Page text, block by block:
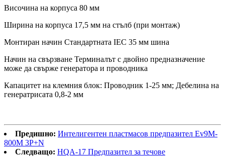
Височина на корпуса 80 мм
Ширина на корпуса 17,5 мм на стълб (при монтаж)
Монтиран начин Стандартната IEC 35 мм шина
Начин на свързване Терминалът с двойно предназначение
може да свърже генератора и проводника
Капацитет на клемния блок: Проводник 1-25 мм; Дебелина на
генератрисата 0,8-2 мм
Предишно: Интелигентен пластмасов предпазител Ev9M-
800M 3P+N
Следващо: HQA-17 ​​Предпазител за течове